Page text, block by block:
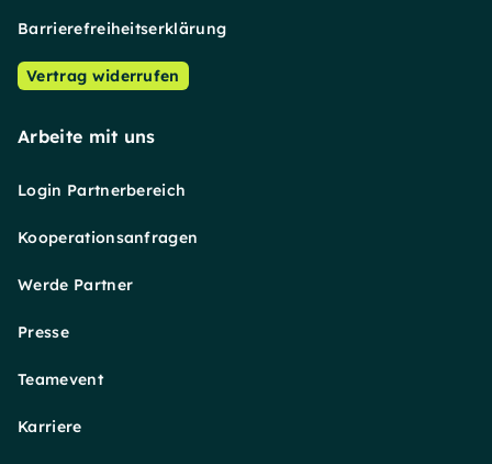
Barrierefreiheitserklärung
Vertrag widerrufen
Arbeite mit uns
Login Partnerbereich
Kooperationsanfragen
Werde Partner
Presse
Teamevent
Karriere